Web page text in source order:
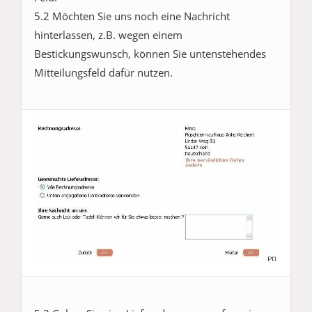
5.2 Möchten Sie uns noch eine Nachricht
hinterlassen, z.B. wegen einem
Bestickungswunsch, können Sie untenstehendes
Mitteilungsfeld dafür nutzen.